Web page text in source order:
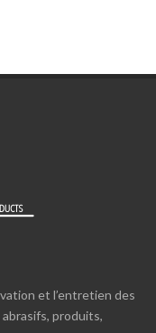
et l’entretien des
produits,